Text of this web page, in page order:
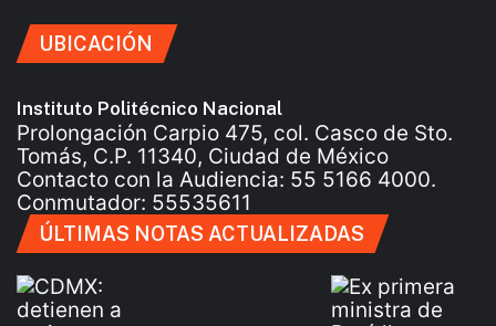
UBICACIÓN
Instituto Politécnico Nacional
Prolongación Carpio 475, col. Casco de Sto.
Tomás, C.P. 11340, Ciudad de México
Contacto con la Audiencia: 55 5166 4000.
Conmutador: 55535611
ÚLTIMAS NOTAS ACTUALIZADAS